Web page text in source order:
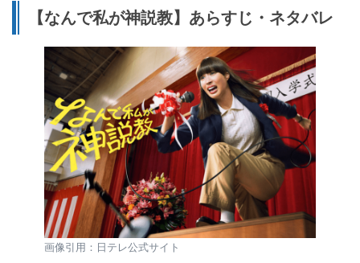
【なんで私が神説教】あらすじ・ネタバレ
画像引用：日テレ公式サイト